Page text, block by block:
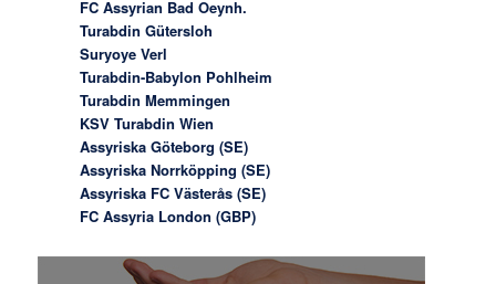
FC Assyrian Bad Oeynh.
Turabdin Gütersloh
Suryoye Verl
Turabdin-Babylon Pohlheim
Turabdin Memmingen
KSV Turabdin Wien
Assyriska Göteborg (SE)
Assyriska Norrköpping (SE)
Assyriska FC Västerås (SE)
FC Assyria London (GBP)